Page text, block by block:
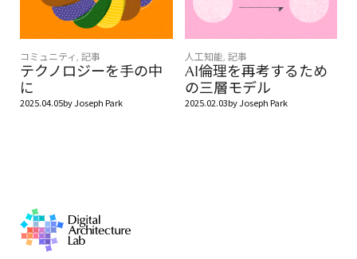
コミュニティ , 記事
テクノロジーを手の中
に
2025.04.05byJoseph Park
人工知能, 記事
AI倫理を再考するため
の三層モデル
2025.02.03byJoseph Park